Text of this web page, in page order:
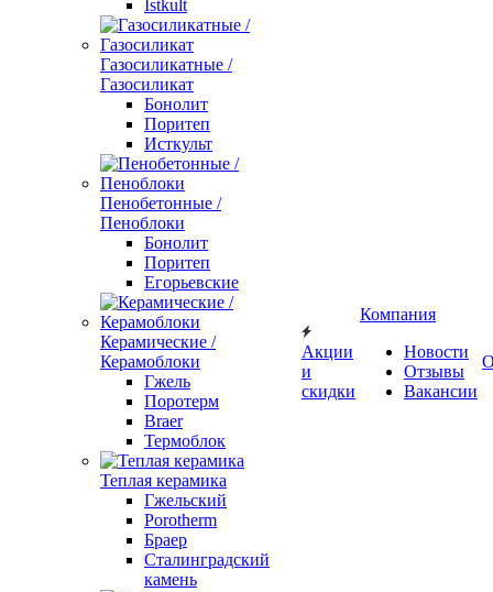
Istkult
Газосиликатные /
Газосиликат
Бонолит
Поритеп
Исткульт
Пенобетонные /
Пеноблоки
Бонолит
Поритеп
Егорьевские
Керамические /
Керамоблоки
Гжель
Поротерм
Braer
Термоблок
Теплая керамика
Гжельский
Porotherm
Браер
Сталинградский
камень
Акции
и
скидки
Компания
Новости
Отзывы
Вакансии